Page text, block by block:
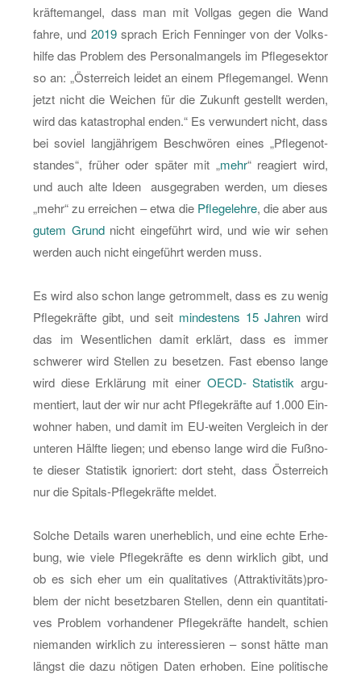
kräf­te­man­gel, dass man mit Voll­gas gegen die Wand
fahre, und 2019sprach Erich Fen­nin­ger von der Volks­
hil­fe das Pro­blem des Per­so­nal­man­gels im Pfle­ge­sek­tor
so an: „Ös­ter­reich lei­det an einem Pfle­ge­man­gel. Wenn
jetzt nicht die Wei­chen für die Zu­kunft ge­stellt wer­den,
wird das ka­ta­stro­phal enden.“ Es ver­wun­dert nicht, dass
bei so­viel lang­jäh­ri­gem Be­schwö­ren eines „Pfle­ge­not­
stan­des“, frü­her oder spä­ter mit „mehr“ re­agiert wird,
und auch alte Ideen aus­ge­gra­ben wer­den, um die­ses
„mehr“ zu er­rei­chen – etwa die Pfle­ge­leh­re, die aber aus
gutem Grundnicht ein­ge­führt wird, und wie wir sehen
wer­den auch nicht ein­ge­führt wer­den muss.
Es wird also schon lange ge­trom­melt, dass es zu wenig
Pfle­ge­kräf­te gibt, und seit min­des­tens 15 Jah­ren wird
das im We­sent­li­chen damit er­klärt, dass es immer
schwe­rer wird Stel­len zu be­set­zen. Fast eben­so lange
wird diese Er­klä­rung mit einer OECD- Sta­tis­tik ar­gu­
men­tiert, laut der wir nur acht Pfle­ge­kräf­te auf 1.000 Ein­
woh­ner haben, und damit im EU-wei­ten Ver­gleich in der
un­te­ren Hälf­te lie­gen; und eben­so lange wird die Fuß­no­
te die­ser Sta­tis­tik igno­riert: dort steht, dass Ös­ter­reich
nur die Spi­tals-Pfle­ge­kräf­te mel­det.
Sol­che De­tails waren un­er­heb­lich, und eine echte Er­he­
bung, wie viele Pfle­ge­kräf­te es denn wirk­lich gibt, und
ob es sich eher um ein qua­li­ta­ti­ves (At­trak­ti­vi­täts)pro­
blem der nicht be­setz­ba­ren Stel­len, denn ein quan­ti­ta­ti­
ves Pro­blem vor­han­de­ner Pfle­ge­kräf­te han­delt, schien
nie­man­den wirk­lich zu in­ter­es­sie­ren – sonst hätte man
längst die dazu nö­ti­gen Daten er­ho­ben. Eine po­li­ti­sche